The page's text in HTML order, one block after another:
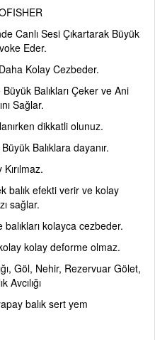
FISHER
Canlı Sesi Çıkartarak Büyük
Eder.
Kolay Cezbeder.
Balıkları Çeker ve Ani
Sağlar.
dikkatli olunuz.
Balıklara dayanır.
balık efekti verir ve kolay
sağlar.
kolayca cezbeder.
kolay deforme olmaz.
Göl, Nehir, Rezervuar Gölet,
Avcılığı
balık sert yem